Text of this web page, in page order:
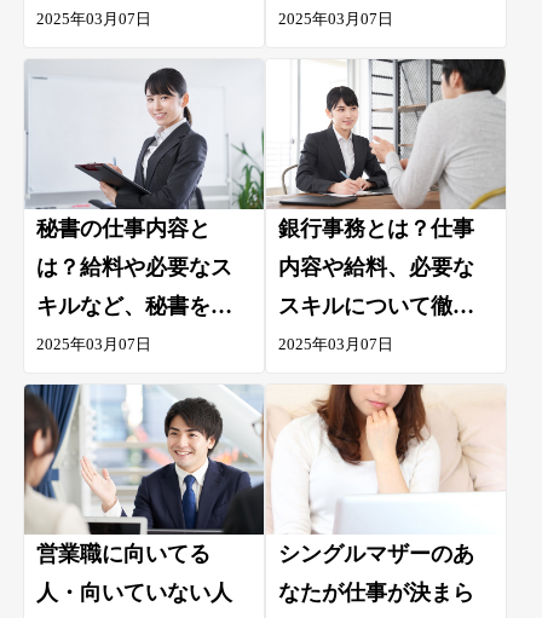
どんな人？現役の専
門学校の事務員が解
2025年03月07日
ついて徹底解説
2025年03月07日
秘書の仕事内容と
は？給料や必要なス
キルなど、秘書を目
指す人へ徹底解説！
2025年03月07日
銀行事務とは？仕事
内容や給料、必要な
スキルについて徹底
解説！
2025年03月07日
営業職に向いてる
人・向いていない人
シングルマザーのあ
なたが仕事が決まら